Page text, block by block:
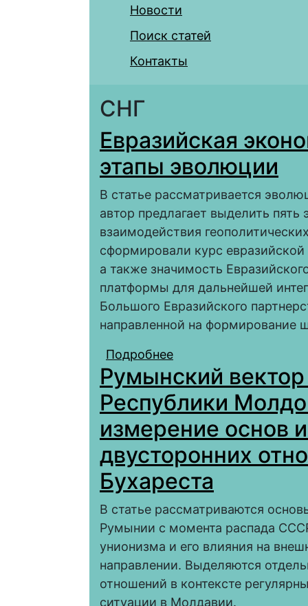
Новости
Поиск статей
Контакты
СНГ
Евразийская
этапы эволюции
В статье рассматривается
автор предлагает выделить
взаимодействия
сформировали курс евразийской
а также значимость
платформы для дальнейшей
Большого Евразийского
направленной на формирование
Подробнее
Румынский
Республики
измерение основ
двусторонних
Бухареста
В статье рассматриваются
Румынии с момента распада
унионизма и его влияния на
направлении. Выделяются
отношений в контексте
ситуации в Молдавии.